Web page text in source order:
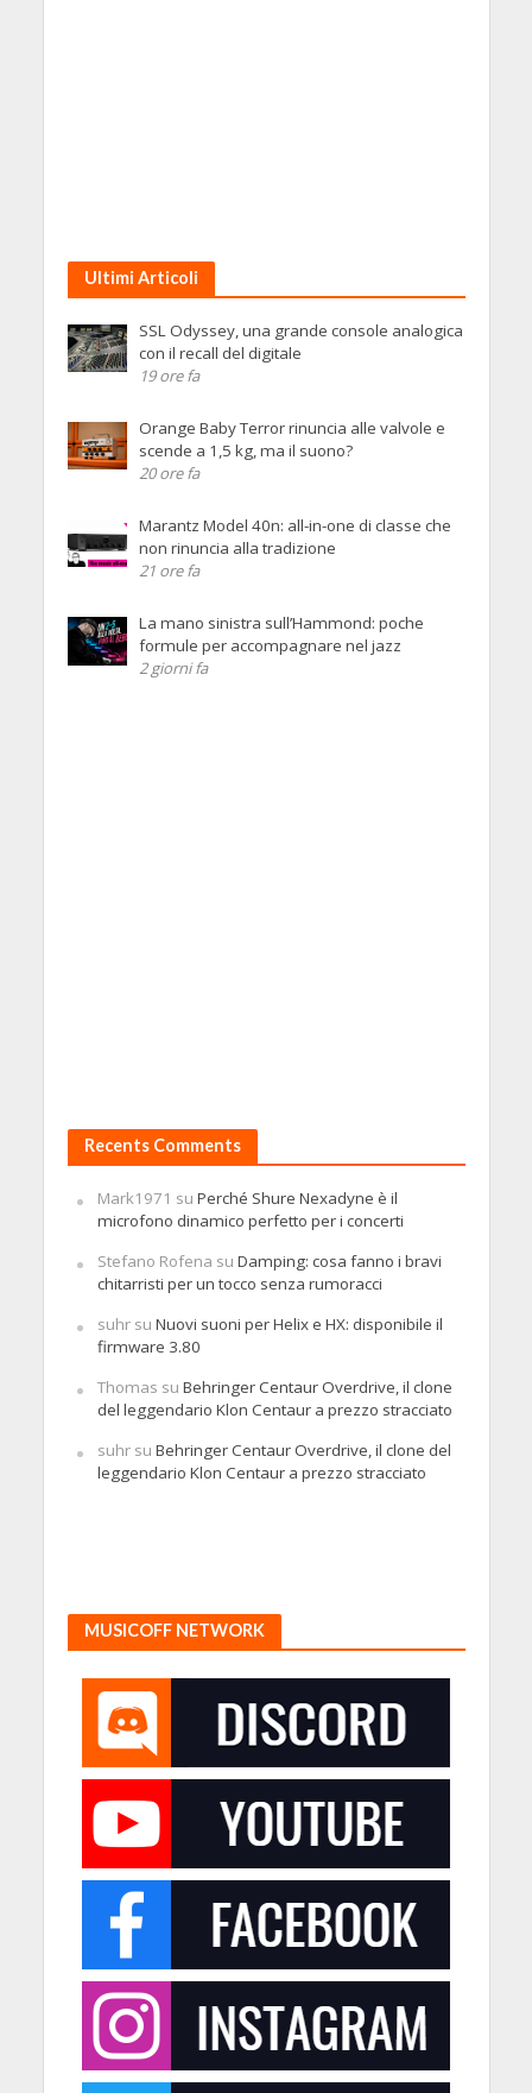
Ultimi Articoli
SSL Odyssey, una grande console analogica
con il recall del digitale
19 ore fa
Orange Baby Terror rinuncia alle valvole e
scende a 1,5 kg, ma il suono?
20 ore fa
Marantz Model 40n: all-in-one di classe che
non rinuncia alla tradizione
21 ore fa
La mano sinistra sull’Hammond: poche
formule per accompagnare nel jazz
2 giorni fa
Recents Comments
Mark1971 su Perché Shure Nexadyne è il
microfono dinamico perfetto per i concerti
Stefano Rofena su Damping: cosa fanno i bravi
chitarristi per un tocco senza rumoracci
suhrsu Nuovi suoni per Helix e HX: disponibile il
firmware 3.80
Thomas su Behringer Centaur Overdrive, il clone
del leggendario Klon Centaur a prezzo stracciato
suhrsu Behringer Centaur Overdrive, il clone del
leggendario Klon Centaur a prezzo stracciato
MUSICOFF NETWORK